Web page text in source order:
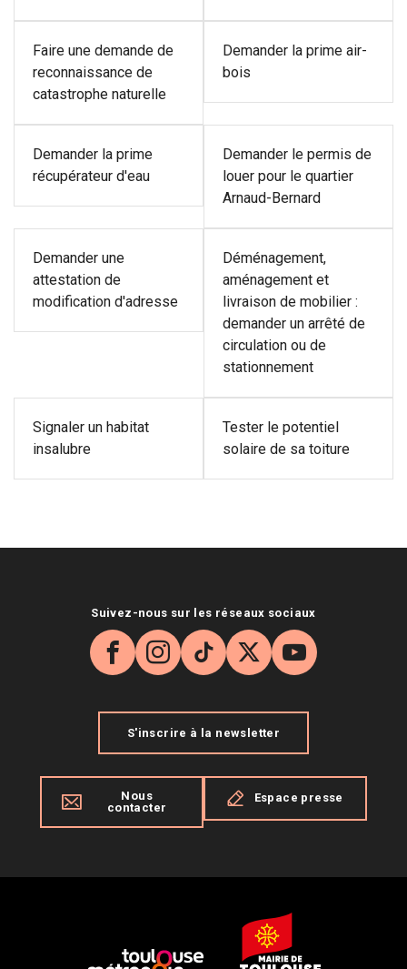
Faire une demande de
reconnaissance de
catastrophe naturelle
Demander la prime air-
bois
Demander la prime
récupérateur d'eau
Demander le permis de
louer pour le quartier
Arnaud-Bernard
Demander une
attestation de
modification d'adresse
Déménagement,
aménagement et
livraison de mobilier :
demander un arrêté de
circulation ou de
stationnement
Signaler un habitat
insalubre
Tester le potentiel
solaire de sa toiture
Suivez-nous sur les réseaux sociaux
Facebook
Instagram
TikTok
X YouTube
S'inscrire à la newsletter
Nous
contacter
Espace presse